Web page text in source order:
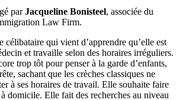
parJacqueline Bonisteel, associée du
Law Firm.
célibataire qui vient d’apprendre qu’elle est
et travaille selon des horaires irréguliers.
trop tôt pour penser à la garde d’enfants,
sachant que les crèches classiques ne
à ses horaires de travail. Elle souhaite faire
domicile. Elle fait des recherches au niveau